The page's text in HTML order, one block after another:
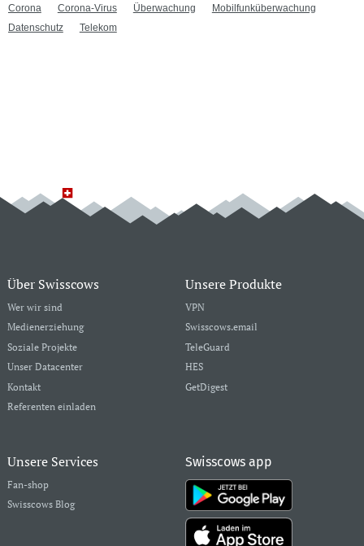
Corona Corona-Virus Überwachung
Mobilfunküberwachung
Datenschutz
Telekom
Über Swisscows
Wer wir sind
Medienerziehung
Soziale Projekte
Unser Datacenter
Kontakt
Referenten einladen
Unsere Produkte
VPN
Swisscows.email
TeleGuard
HES
GetDigest
Unsere Services
Fan-shop
Swisscows Blog
Swisscows app